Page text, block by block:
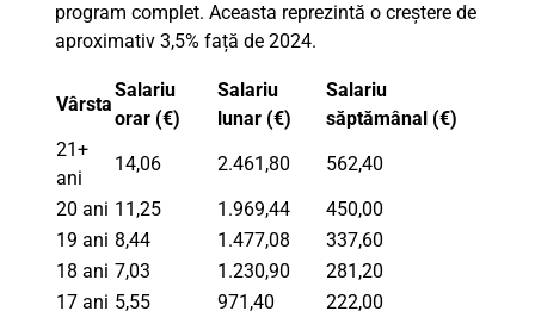
program complet. Aceasta reprezintă o creștere de
aproximativ 3,5% față de 2024.
Vârsta
Salariu
orar (€)
Salariu
lunar (€)
Salariu
săptămânal (€)
21+
ani
14,06 2.461,80
562,40
20 ani 11,25 1.969,44
450,00
19 ani 8,44 1.477,08
337,60
18 ani 7,03 1.230,90
281,20
17 ani 5,55 971,40
222,00